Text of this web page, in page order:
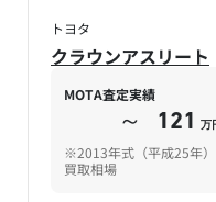
トヨタ
クラウンアスリート
MOTA査定実績
～ 121 万
※2013年式（平成25年）
買取相場